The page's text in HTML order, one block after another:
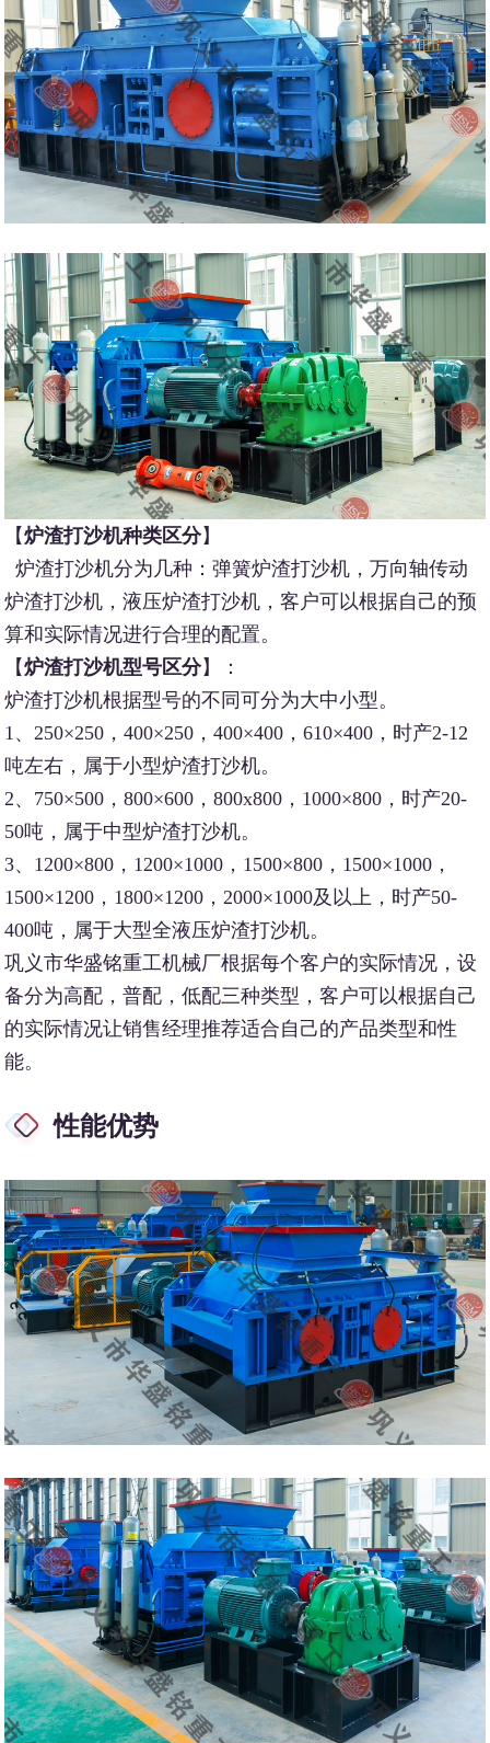
【炉渣打沙机种类区分】
炉渣打沙机分为几种：弹簧炉渣打沙机，万向轴传动
炉渣打沙机，液压炉渣打沙机，客户可以根据自己的预
算和实际情况进行合理的配置。
【炉渣打沙机型号区分】：
炉渣打沙机根据型号的不同可分为大中小型。
1、250×250，400×250，400×400，610×400，时产2-12
吨左右，属于小型炉渣打沙机。
2、750×500，800×600，800x800，1000×800，时产20-
50吨，属于中型炉渣打沙机。
3、1200×800，1200×1000，1500×800，1500×1000，
1500×1200，1800×1200，2000×1000及以上，时产50-
400吨，属于大型全液压炉渣打沙机。
巩义市华盛铭重工机械厂根据每个客户的实际情况，设
备分为高配，普配，低配三种类型，客户可以根据自己
的实际情况让销售经理推荐适合自己的产品类型和性
能。
性能优势